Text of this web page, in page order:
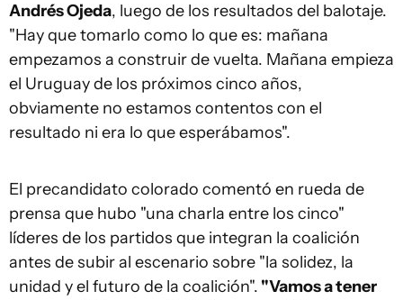
Andrés Ojeda, luego de los resultados del balotaje.
"Hay que tomarlo como lo que es: mañana
empezamos a construir de vuelta. Mañana empieza
el Uruguay de los próximos cinco años,
obviamente no estamos contentos con el
resultado ni era lo que esperábamos".
El precandidato colorado comentó en rueda de
prensa que hubo "una charla entre los cinco"
líderes de los partidos que integran la coalición
antes de subir al escenario sobre "la solidez, la
unidad y el futuro de la coalición". "Vamos a tener